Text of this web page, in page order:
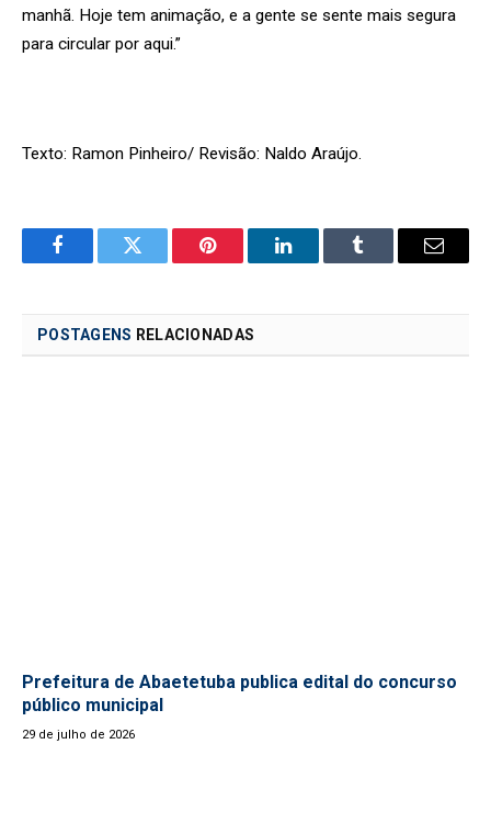
manhã. Hoje tem animação, e a gente se sente mais segura
para circular por aqui.”
Texto: Ramon Pinheiro/ Revisão: Naldo Araújo.
FacebookTwitter Pinterest LinkedInTumblr Email
POSTAGENS RELACIONADAS
Prefeitura de Abaetetuba publica edital do concurso
público municipal
29 de julho de 2026